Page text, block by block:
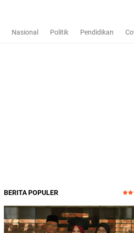
Nasional Politik Pendidikan
BERITA POPULER